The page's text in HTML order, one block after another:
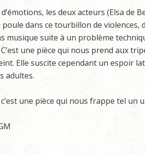
les deux acteurs (Elsa de
dans ce tourbillon de violences,
musique suite à un problème
une pièce qui nous prend aux
Elle suscite cependant un espoir
adultes.
une pièce qui nous frappe tel un